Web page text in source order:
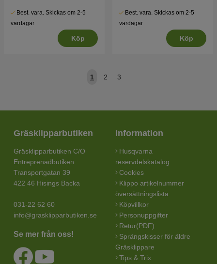
Best. vara. Skickas om 2-5
vardagar
Köp
Best. vara. Skickas om 2-5
vardagar
Köp
1 2 3
Gräsklipparbutiken
Gräsklipparbutiken C/O
Entreprenadbutiken
Transportgatan 39
422 46 Hisings Backa
031-22 62 60
info@grasklipparbutiken.se
Se mer från oss!
Information
Husqvarna
reservdelskatalog
Cookies
Klippo artikelnummer
översättningslista
Köpvillkor
Personuppgifter
Retur(PDF)
Sprängskisser för äldre
Gräsklippare
Tips & Trix